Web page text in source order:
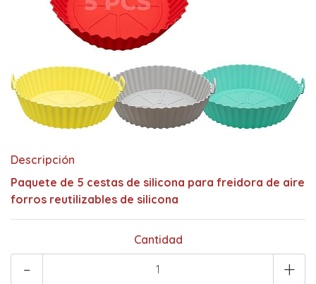
Descripción
Paquete de 5 cestas de silicona para freidora de aire
forros reutilizables de silicona
Cantidad
+
-